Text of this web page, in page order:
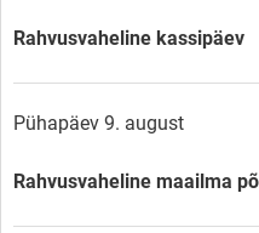
Rahvusvaheline kassipäev
Pühapäev 9. august
Rahvusvaheline maailma